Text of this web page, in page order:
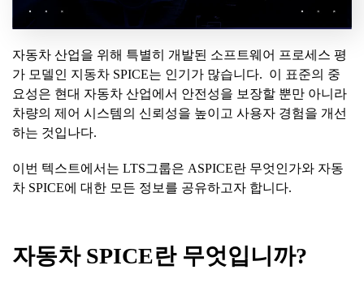
자동차 산업을 위해 특별히 개발된 소프트웨어 프로세스 평
가 모델인 지동차 SPICE는 인기가 많습니다. 이 표준의 중
요성은 현대 자동차 산업에서 안전성을 보장할 뿐만 아니라
차량의 제어 시스템의 신뢰성을 높이고 사용자 경험을 개선
하는 것입나다.
이번 텍스트에서는 LTS그룹은 ASPICE란 무엇인가와 자동
차 SPICE에 대한 모든 정보를 공유하고자 합니다.
자동차SPICE란 무엇입니까?